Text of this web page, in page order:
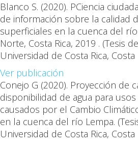
Blanco S. (2020). PCiencia
de información sobre la calidad
superficiales en la cuenca del
Norte, Costa Rica, 2019 . (Tesis
Universidad de Costa Rica, Costa
Ver publicación
Conejo G (2020). Proyección de
disponibilidad de agua para
causados por el Cambio
en la cuenca del río Lempa.
Universidad de Costa Rica, Costa